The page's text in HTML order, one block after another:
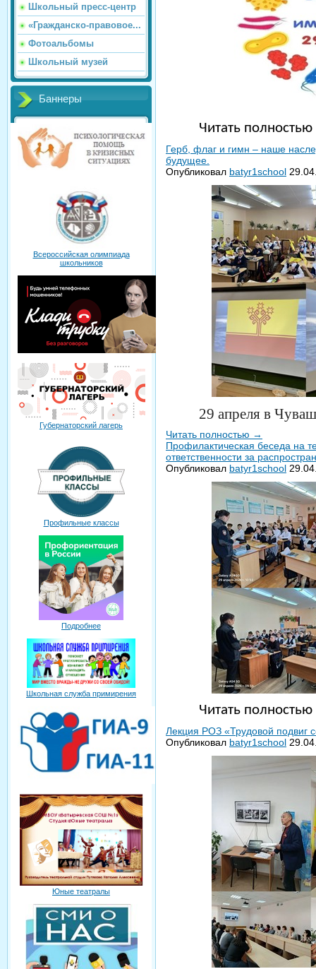
Школьный пресс-центр
«Гражданско-правовое...
Фотоальбомы
Школьный музей
Баннеры
Всероссийская олимпиада
школьников
Губернаторский лагерь
Профильные классы
Подробнее
Школьная служба примирения
Юные театралы
Читать полностью
Герб, флаг и гимн – наше
будущее.
Опубликовал batyr1school
29 апреля в
Читать полностью →
Профилактическая беседа на
ответственности за
Опубликовал batyr1school
Читать полностью
Лекция РОЗ «Трудовой подвиг
Опубликовал batyr1school